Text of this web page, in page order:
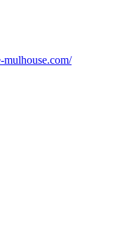
mulhouse.com/